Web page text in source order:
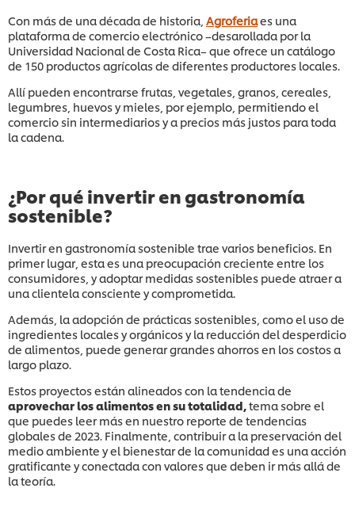
Con más de una década de historia, Agroferiaes una
plataforma de comercio electrónico –desarollada por la
Universidad Nacional de Costa Rica– que ofrece un catálogo
de 150 productos agrícolas de diferentes productores locales.
Allí pueden encontrarse frutas, vegetales, granos, cereales,
legumbres, huevos y mieles, por ejemplo, permitiendo el
comercio sin intermediarios y a precios más justos para toda
la cadena.
¿Por qué invertir en gastronomía
sostenible?
Invertir en gastronomía sostenible trae varios beneficios. En
primer lugar, esta es una preocupación creciente entre los
consumidores, y adoptar medidas sostenibles puede atraer a
una clientela consciente y comprometida.
Además, la adopción de prácticas sostenibles, como el uso de
ingredientes locales y orgánicos y la reducción del desperdicio
de alimentos, puede generar grandes ahorros en los costos a
largo plazo.
Estos proyectos están alineados con la tendencia de
aprovechar los alimentos en su totalidad, tema sobre el
que puedes leer más en nuestro reporte de tendencias
globales de 2023. Finalmente, contribuir a la preservación del
medio ambiente y el bienestar de la comunidad es una acción
gratificante y conectada con valores que deben ir más allá de
la teoría.